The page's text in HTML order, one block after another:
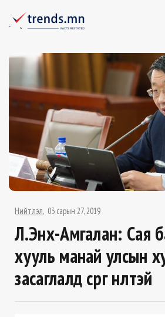
Нийтлэл 03 сарын 27, 2019
Л.Энх-Амгалан: Сая
хууль манай улсын
засаглалд сөрөг нөлөөтэй